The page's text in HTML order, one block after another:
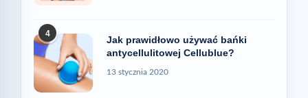
4
Jak prawidłowo używać bańki
antycellulitowej Cellublue?
13 stycznia 2020